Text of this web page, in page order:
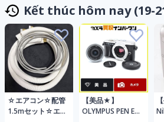
Kết thúc hôm nay (19-
☆エアコン☆配管
1.5mセット☆エ
【美品★】
OLYMPUS PEN E-